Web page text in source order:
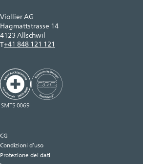
Viollier AG
Hagmattstrasse 14
4123 Allschwil
T+41 848 121 121
CG
Condizioni d’uso
Protezione dei dati